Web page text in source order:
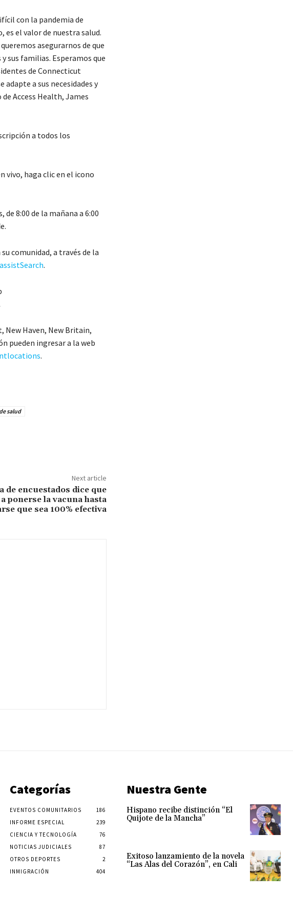
con la pandemia de
es el valor de nuestra salud.
asegurarnos de que
sus familias. Esperamos que
de Connecticut
adapte a sus necesidades y
de Access Health, James
a todos los
vivo, hagaclicen el icono
de 8:00 de la mañana a 6:00
comunidad, a través de la
.
New Haven, New Britain,
pueden ingresar a la web
.
salud
Next article
de encuestados dice que
ponerse la vacuna hasta
que sea 100% efectiva
Categorías
EVENTOS COMUNITARIOS
186
INFORME ESPECIAL
239
CIENCIA Y TECNOLOGÍA
76
NOTICIAS JUDICIALES
87
OTROS DEPORTES
2
INMIGRACIÓN
404
Nuestra Gente
Hispano recibe distinción “El
Quijote de la Mancha”
Exitoso lanzamiento de la novela
“Las Alas del Corazón”, en Cali